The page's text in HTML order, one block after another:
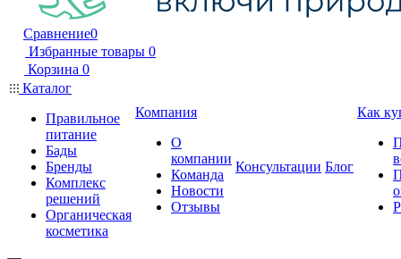
Сравнение0
Избранные товары 0
Корзина 0
Каталог
Правильное
питание
Бады
Бренды
Комплекс
решений
Органическая
косметика
Компания
О
компании
Команда
Новости
Отзывы
Консультации Блог
Как